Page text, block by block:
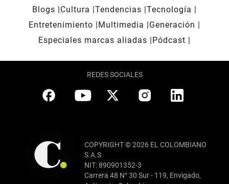
Blogs
Cultura Tendencias Tecnología
Entretenimiento
Multimedia
Generación
Especiales marcas aliadas
Pódcast
REDES SOCIALES
COPYRIGHT © 2026 EL COLOMBIANO
S.A.S
NIT: 890901352-3
Carrera 48 N° 30 Sur - 119, Envigado,